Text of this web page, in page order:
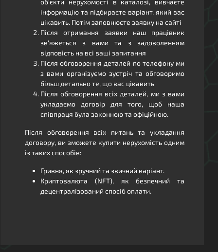
об'єкти нерухомості в каталозі, вивчаєте
інформацію та підбираєте варіант, який вас
цікавить. Потім заповнюєте заявку на сайті
Після отримання заявки наш працівник
зв'яжеться з вами та з задоволенням
відповість на всі ваші запитання
Після обговорення деталей по телефону ми
з вами організуємо зустріч та обговоримо
більш детально те, що вас цікавить
Після обговорення всіх деталей, ми з вами
укладаємо договір для того, щоб наша
співпраця була законною та офіційною.
Після обговорення всіх питань та укладання
договору, ви зможете купити нерухомість одним
із таких способів:
Гривня, як зручний та звичний варіант.
Криптовалюта (NFT), як безпечний та
децентралізований спосіб оплати.